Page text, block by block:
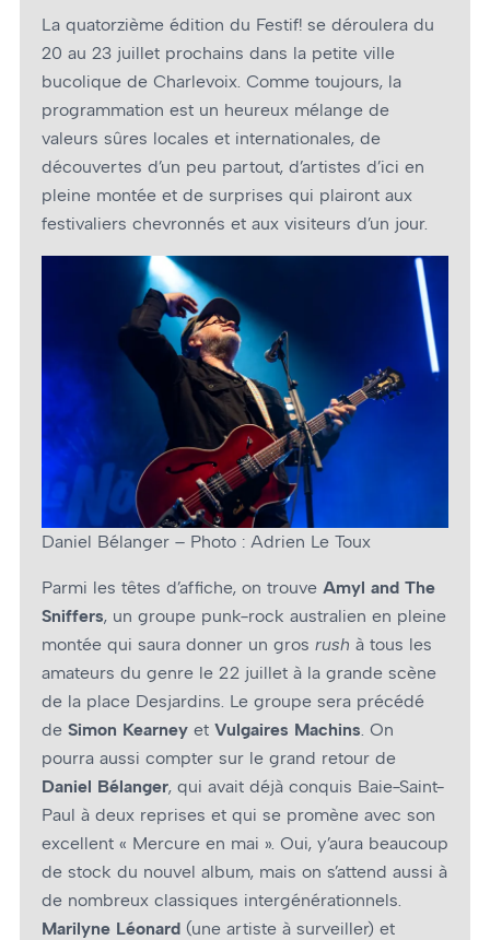
La quatorzième édition du Festif! se déroulera du
20 au 23 juillet prochains dans la petite ville
bucolique de Charlevoix. Comme toujours, la
programmation est un heureux mélange de
valeurs sûres locales et internationales, de
découvertes d’un peu partout, d’artistes d’ici en
pleine montée et de surprises qui plairont aux
festivaliers chevronnés et aux visiteurs d’un jour.
Daniel Bélanger – Photo : Adrien Le Toux
Parmi les têtes d’affiche, on trouve Amyl and The
Sniffers, un groupe punk-rock australien en pleine
montée qui saura donner un gros rush à tous les
amateurs du genre le 22 juillet à la grande scène
de la place Desjardins. Le groupe sera précédé
de Simon Kearney et Vulgaires Machins. On
pourra aussi compter sur le grand retour de
Daniel Bélanger, qui avait déjà conquis Baie-Saint-
Paul à deux reprises et qui se promène avec son
excellent « Mercure en mai ». Oui, y’aura beaucoup
de stock du nouvel album, mais on s’attend aussi à
de nombreux classiques intergénérationnels.
Marilyne Léonard (une artiste à surveiller) et